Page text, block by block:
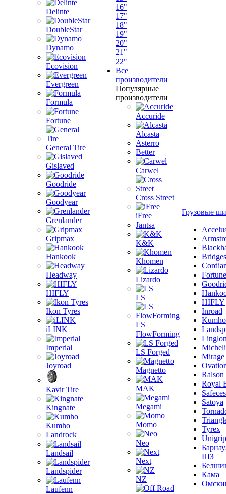
Delinte
DoubleStar
Dynamo
Ecovision
Evergreen
Formula
Fortune
General Tire
Gislaved
Goodride
Goodyear
Grenlander
Gripmax
Hankook
Headway
HIFLY
Ikon Tyres
iLINK
Imperial
Joyroad
Kavir Tire
Kingnate
Kumho
Landrock
Landsail
Landspider
Laufenn
16"
17"
18"
19"
20"
21"
22"
Все
производители
Популярные
производители
Accuride
Alcasta
Asterro
Better
Carwel
Cross Street
iFree
Jantsa
K&K
Khomen
Lizardo
LS
LS
FlowForming
LS Forged
Magnetto
MAK
Megami
Momo
Neo
Next
NZ
Грузовые
Fortune
HIFLY
Inroad
Kumho
Mirage
Ralson
Royal
Satoya
Tyrex
Unigrip
ШЗ
Кама